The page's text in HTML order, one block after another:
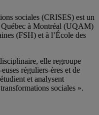
sociales (CRISES) est un
à Montréal (UQAM)
(FSH) et à l’École des
elle regroupe
-euses réguliers-ères et de
et analysent
sociales ».